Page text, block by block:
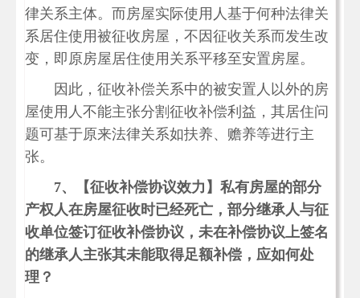
律关系主体。而房屋实际使用人基于何种法律关
系居住使用被征收房屋，不因征收关系而发生改
变，即原房屋居住使用关系平移至安置房屋。
因此，征收补偿关系中的被安置人以外的房
屋使用人不能主张分割征收补偿利益，其居住问
题可基于原来法律关系如扶养、赡养等进行主
张。
7、
【征收补偿协议效力】私有房屋的部分
产权人在房屋征收时已经死亡，部分继承人与征
收单位签订征收补偿协议，未在补偿协议上签名
的继承人主张其未能取得足额补偿，应如何处
理？